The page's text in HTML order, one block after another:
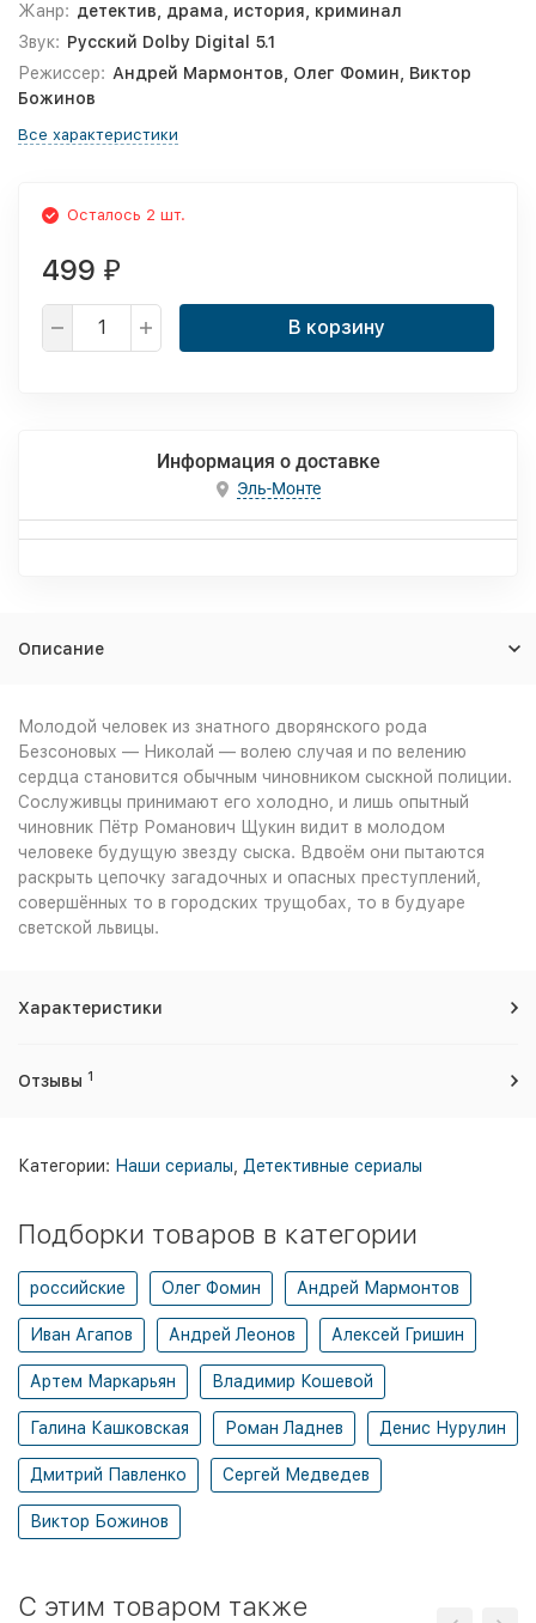
Жанр: детектив, драма, история, криминал
Звук: Русский Dolby Digital 5.1
Режиссер: Андрей Мармонтов, Олег Фомин, Виктор
Божинов
Все характеристики
Осталось 2 шт.
499 ₽
В корзину
Информация о доставке
Эль-Монте
Описание
Молодой человек из знатного дворянского рода
Безсоновых — Николай — волею случая и по велению
сердца становится обычным чиновником сыскной полиции.
Сослуживцы принимают его холодно, и лишь опытный
чиновник Пётр Романович Щукин видит в молодом
человеке будущую звезду сыска. Вдвоём они пытаются
раскрыть цепочку загадочных и опасных преступлений,
совершённых то в городских трущобах, то в будуаре
светской львицы.
Характеристики
Отзывы 1
Категории: Наши сериалы Детективные сериалы
Подборки товаров в категории
российские Олег Фомин Андрей Мармонтов
Иван Агапов Андрей Леонов Алексей Гришин
Артем Маркарьян Владимир Кошевой
Галина Кашковская Роман Ладнев Денис Нурулин
Дмитрий Павленко Сергей Медведев
Виктор Божинов
C этим товаром также